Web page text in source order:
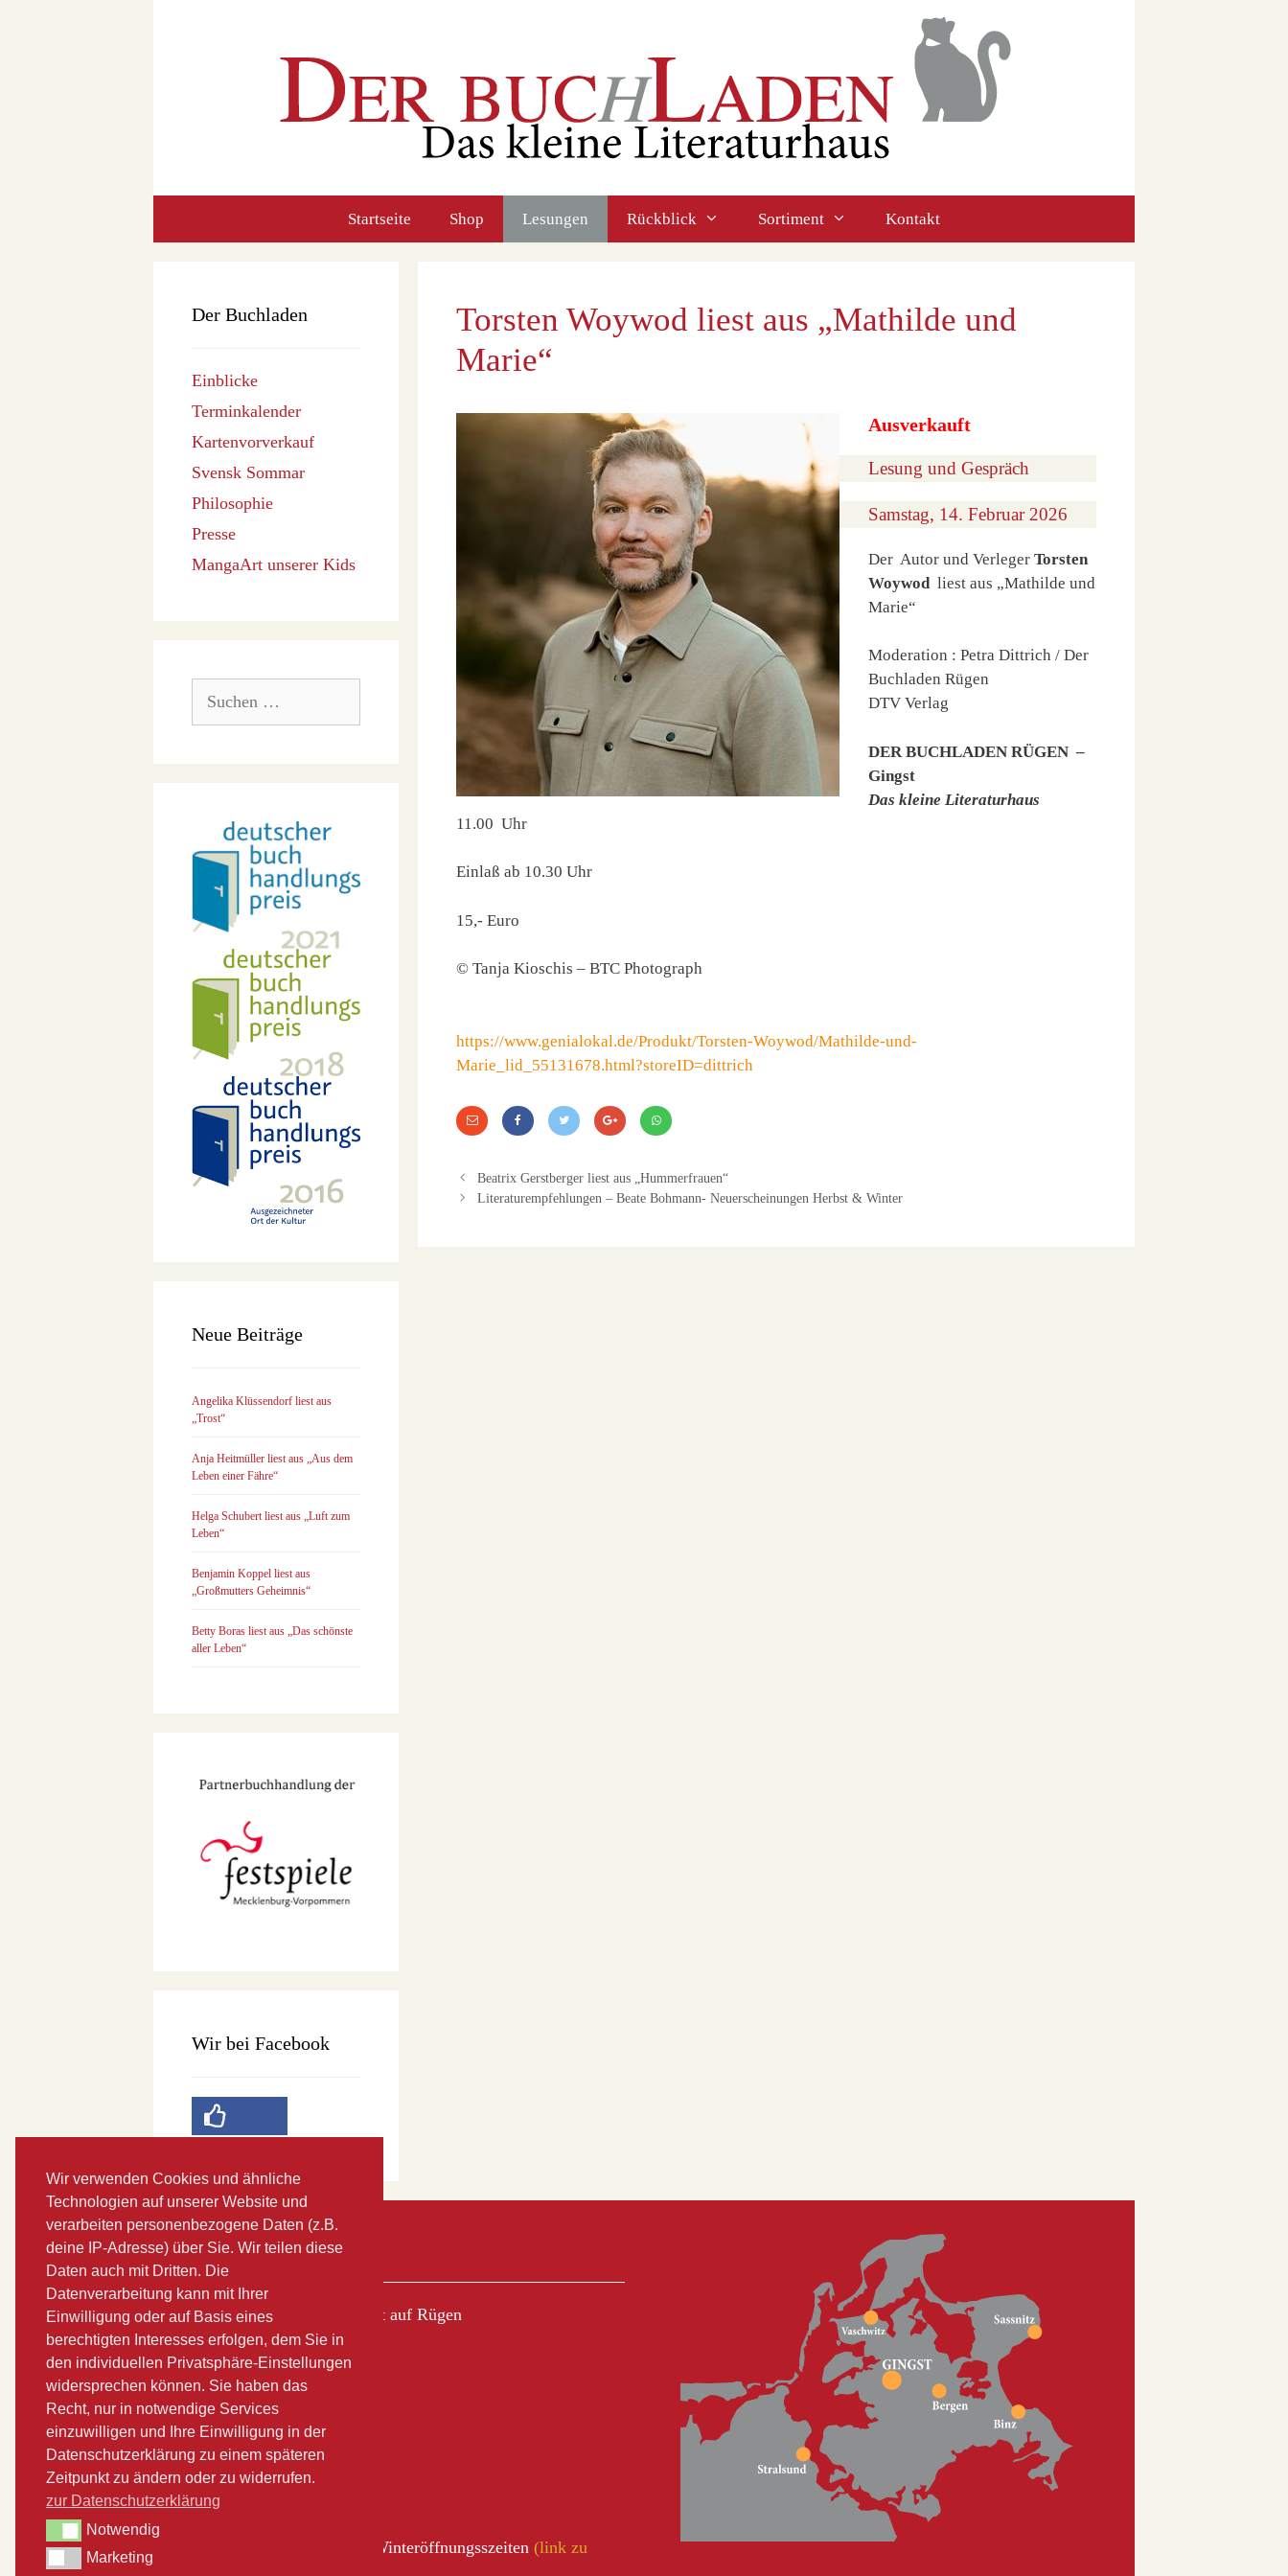
Startseite Shop Lesungen Rückblick Sortiment Kontakt
Torsten Woywod liest aus „Mathilde und
Marie“
Ausverkauft
Lesung und Gespräch
Samstag, 14. Februar 2026
Der Autor und Verleger Torsten
Woywod liest aus „Mathilde und
Marie“
Moderation : Petra Dittrich / Der
Buchladen Rügen
DTV Verlag
DER BUCHLADEN RÜGEN –
Gingst
Das kleine Literaturhaus
11.00 Uhr
Einlaß ab 10.30 Uhr
15,- Euro
© Tanja Kioschis – BTC Photograph
https://www.genialokal.de/Produkt/Torsten-Woywod/Mathilde-und-
Marie_lid_55131678.html?storeID=dittrich
Beatrix Gerstberger liest aus „Hummerfrauen“
Literaturempfehlungen – Beate Bohmann- Neuerscheinungen Herbst & Winter
Der Buchladen
Einblicke
Terminkalender
Kartenvorverkauf
Svensk Sommar
Philosophie
Presse
MangaArt unserer Kids
Neue Beiträge
Angelika Klüssendorf liest aus
„Trost“
Anja Heitmüller liest aus „Aus dem
Leben einer Fähre“
Helga Schubert liest aus „Luft zum
Leben“
Benjamin Koppel liest aus
„Großmutters Geheimnis“
Betty Boras liest aus „Das schönste
aller Leben“
Wir bei Facebook
Der Buchladen
Am Markt 6 | 18569 Gingst auf Rügen
Telefon 038305 53 59 16
Öffnungszeiten:
Mo-Fr 10.00 – 18.00
Sa 10.00 – 12.00
Im Sommer oft länger
Bitte beachten Sie unsere Winteröffnungsszeiten (link zu
Wir verwenden Cookies und ähnliche
Technologien auf unserer Website und
verarbeiten personenbezogene Daten (z.B.
deine IP-Adresse) über Sie. Wir teilen diese
Daten auch mit Dritten. Die
Datenverarbeitung kann mit Ihrer
Einwilligung oder auf Basis eines
berechtigten Interesses erfolgen, dem Sie in
den individuellen Privatsphäre-Einstellungen
widersprechen können. Sie haben das
Recht, nur in notwendige Services
einzuwilligen und Ihre Einwilligung in der
Datenschutzerklärung zu einem späteren
Zeitpunkt zu ändern oder zu widerrufen.
zur Datenschutzerklärung
NotwendigNotwendig
MarketingMarketing